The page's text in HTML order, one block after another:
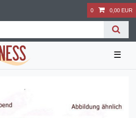
0 0,00 EUR
☰